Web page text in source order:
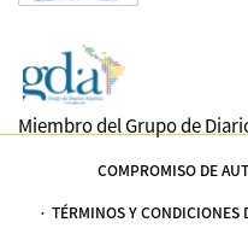
Miembro del Grupo de
COMPROMISO DE
TÉRMINOS Y CONDICIONES